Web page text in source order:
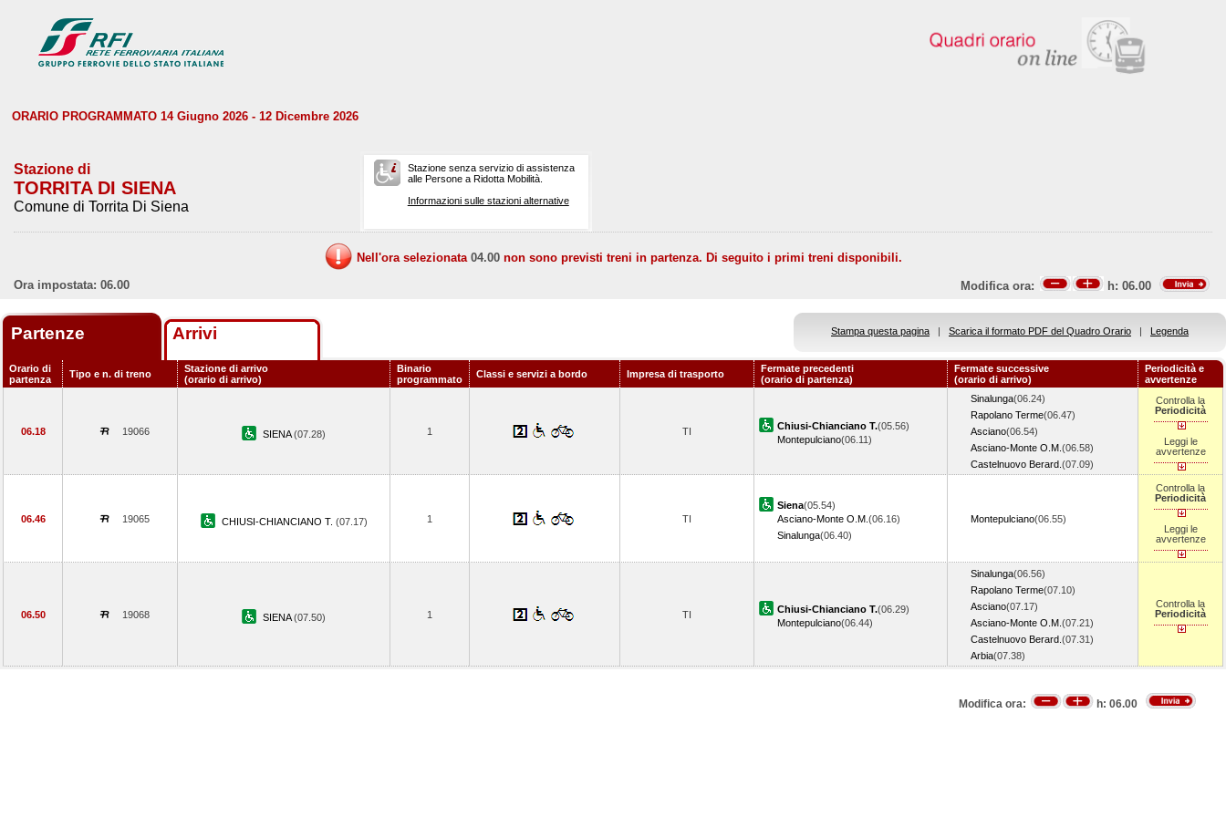
ORARIO PROGRAMMATO 14 Giugno 2026 - 12 Dicembre 2026
Stazione di
TORRITA DI SIENA
Comune di Torrita Di Siena
Stazione senza servizio di assistenza
alle Persone a Ridotta Mobilità.
Informazioni sulle stazioni alternative
Nell'ora selezionata 04.00 non sono previsti treni in partenza. Di seguito i primi treni disponibili.
Ora impostata: 06.00
Modifica ora: h: 06.00
Partenze Arrivi Stampa questa pagina | Scarica il formato PDF del Quadro Orario | Legenda
Orario di
partenza
Tipo e n. di treno
Stazione di arrivo
(orario di arrivo)
Binario
programmato
Classi e servizi a bordo Impresa di trasporto
Fermate precedenti
(orario di partenza)
Fermate successive
(orario di arrivo)
Periodicità e
avvertenze
06.18 19066 SIENA(07.28) 1 TI Chiusi-Chianciano T.(05.56)
Montepulciano(06.11)
Sinalunga(06.24)
Rapolano Terme(06.47)
Asciano(06.54)
Asciano-Monte O.M. (06.58)
Castelnuovo Berard. (07.09)
Controlla la
Periodicità
Leggi le
avvertenze
06.46 19065 CHIUSI-CHIANCIANO T. (07.17) 1 TI
Siena(05.54)
Asciano-Monte O.M. (06.16)
Sinalunga(06.40)
Montepulciano(06.55)
Controlla la
Periodicità
Leggi le
avvertenze
06.50 19068 SIENA(07.50) 1 TI Chiusi-Chianciano T.(06.29)
Montepulciano(06.44)
Sinalunga(06.56)
Rapolano Terme(07.10)
Asciano(07.17)
Asciano-Monte O.M. (07.21)
Castelnuovo Berard. (07.31)
Arbia(07.38)
Controlla la
Periodicità
Modifica ora: h: 06.00